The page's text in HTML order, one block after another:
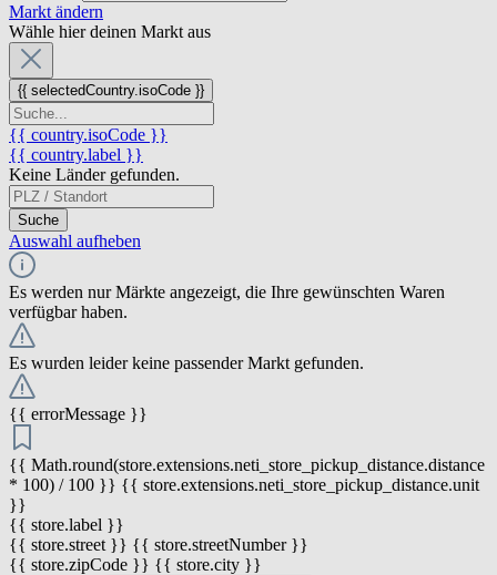
Markt ändern
Wähle hier deinen Markt aus
{{ selectedCountry.isoCode }}
{{ country.isoCode }}
{{ country.label }}
Keine Länder gefunden.
Suche
Auswahl aufheben
Es werden nur Märkte angezeigt, die Ihre gewünschten Waren
verfügbar haben.
Es wurden leider keine passender Markt gefunden.
{{ errorMessage }}
{{ Math.round(store.extensions.neti_store_pickup_distance.distance
* 100) / 100 }} {{ store.extensions.neti_store_pickup_distance.unit
}}
{{ store.label }}
{{ store.street }} {{ store.streetNumber }}
{{ store.zipCode }} {{ store.city }}